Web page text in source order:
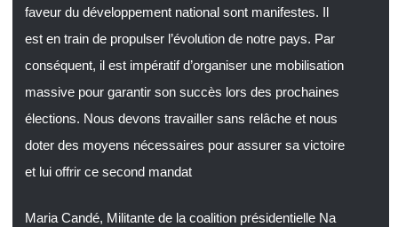
faveur du développement national sont manifestes. Il
est en train de propulser l’évolution de notre pays. Par
conséquent, il est impératif d’organiser une mobilisation
massive pour garantir son succès lors des prochaines
élections. Nous devons travailler sans relâche et nous
doter des moyens nécessaires pour assurer sa victoire
et lui offrir ce second mandat
Maria Candé, Militante de la coalition présidentielle Na